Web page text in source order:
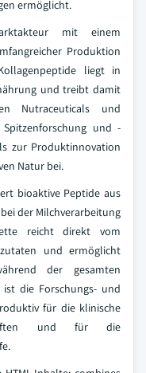
ermöglicht.
mit einem
Produktion
liegt in
und treibt damit
Nutraceuticals und
und -
zur Produktinnovation
Natur bei.
bioaktive Peptide aus
der Milchverarbeitung
reicht direkt vom
und ermöglicht
der gesamten
die Forschungs- und
für die klinische
und für die